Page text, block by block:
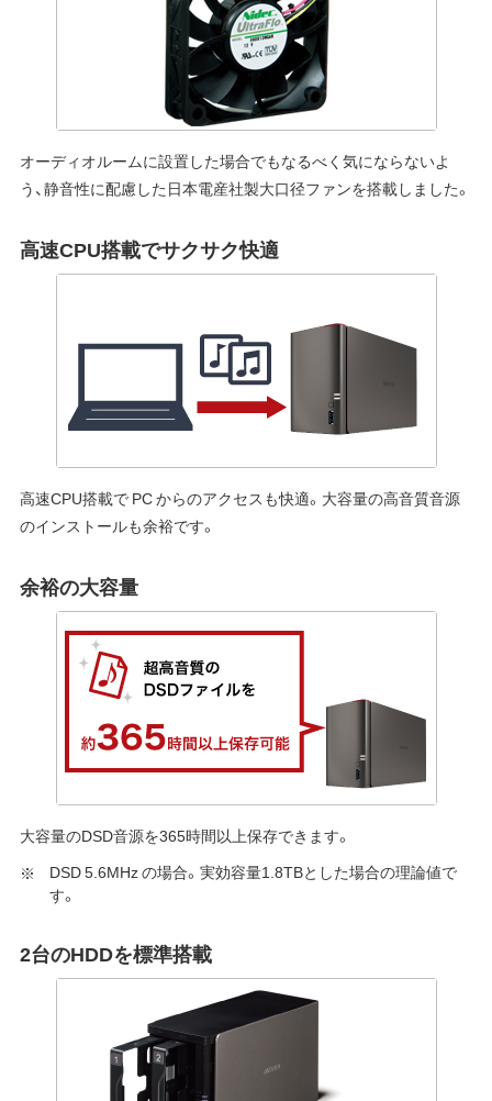
オーディオルームに設置した場合でもなるべく気にならないよ
う、静音性に配慮した日本電産社製大口径ファンを搭載しました。
高速CPU搭載でサクサク快適
高速CPU搭載で PC からのアクセスも快適。大容量の高音質音源
のインストールも余裕です。
余裕の大容量
大容量のDSD音源を365時間以上保存できます。
DSD 5.6MHz の場合。実効容量1.8TBとした場合の理論値で
す。
2台のHDDを標準搭載